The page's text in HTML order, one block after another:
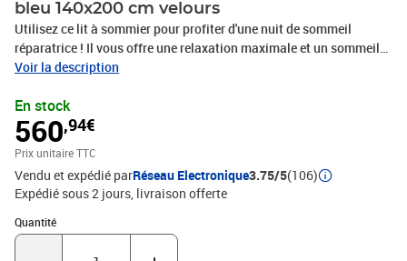
bleu 140x200 cm velours
Utilisez ce lit à sommier pour profiter d'une nuit de sommeil
réparatrice ! Il vous offre une relaxation maximale et un sommeil
agréable. Matériau doux et confortable : le tissu en velours
agréable contre la peau, vous apportant chaleur et confort
ultime.Matelas à ressorts ensachés : ce matelas à ressorts
ensachés comporte des ressorts ensachés individuels qui
fonctionnent indépendamment pour offrir un soutien personnalisé
en réagissant uniquement à la pression exercée dans chaque zone.
Cette conception empêche « l'enroulement » et réduit le transfert
de mouvement par rapport aux matelas traditionnels à ressorts
ouverts. Chaque ressort ensaché soutient le corps
Voir la description
En stock
560,94€
Prix unitaire TTC
Vendu et expédié parRéseau Electronique3.75/5(106)
Expédié sous 2 jours livraison offerte
Quantité
Quantité : 1